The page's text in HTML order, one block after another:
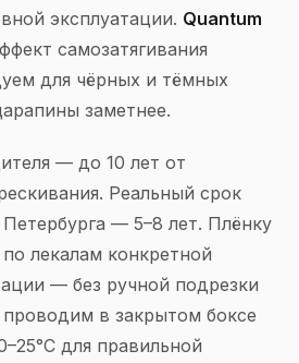
эксплуатации. Quantum
самозатягивания
для чёрных и тёмных
заметнее.
— до 10 лет от
Реальный срок
— 5–8 лет. Плёнку
лекалам конкретной
— без ручной подрезки
в закрытом боксе
для правильной